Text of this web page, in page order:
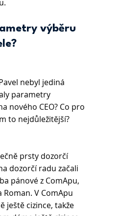
výběru
nebyl jediná
parametry
nového CEO? Co pro
to nejdůležitější?
prsty dozorčí
dozorčí radu začali
pánové z ComApu,
V ComApu
ještě cizince, takže